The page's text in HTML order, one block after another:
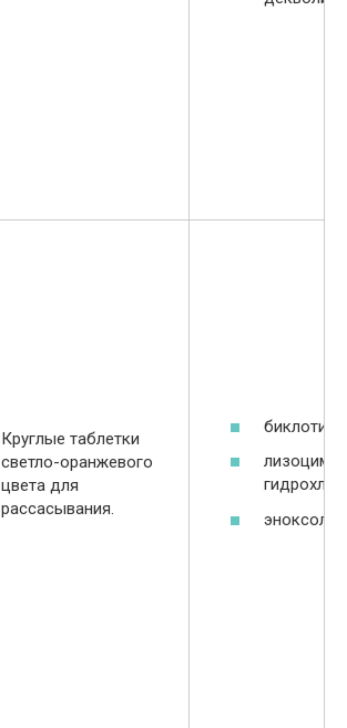
Круглые таблетки
светло-оранжевого
цвета для
рассасывания.
лизоцима